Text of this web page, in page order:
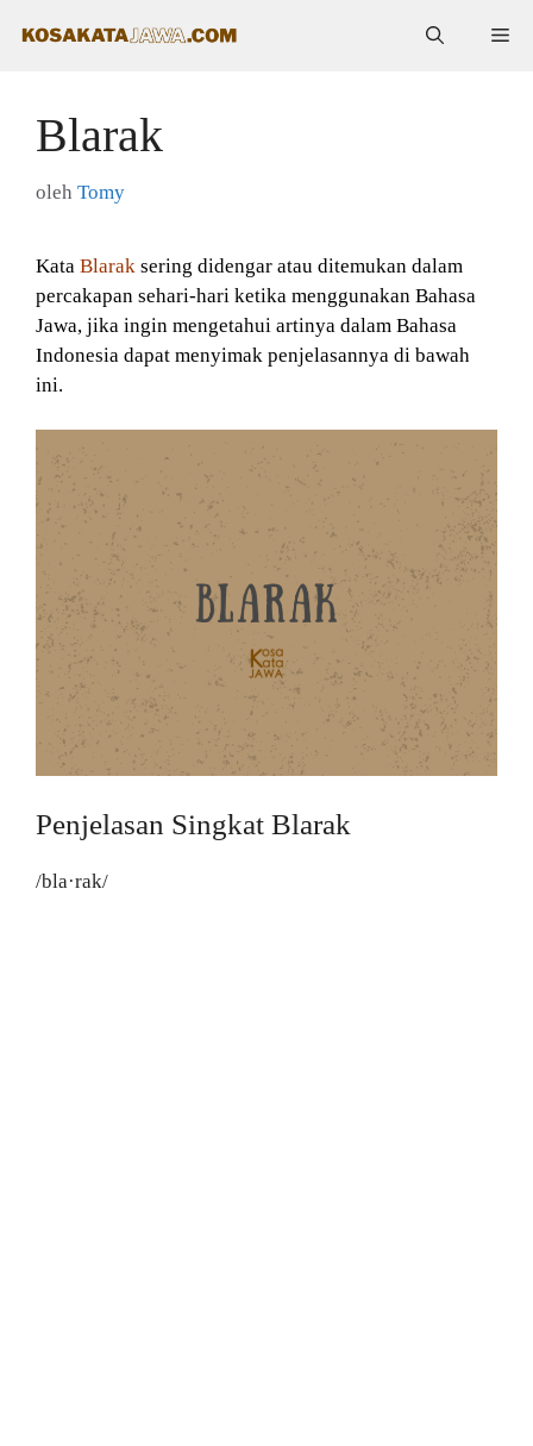
Blarak
oleh Tomy
Kata Blarak sering didengar atau ditemukan dalam
percakapan sehari-hari ketika menggunakan Bahasa
Jawa, jika ingin mengetahui artinya dalam Bahasa
Indonesia dapat menyimak penjelasannya di bawah
ini.
Penjelasan Singkat Blarak
/bla·rak/